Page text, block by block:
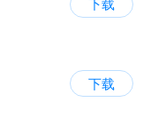
下载
下载